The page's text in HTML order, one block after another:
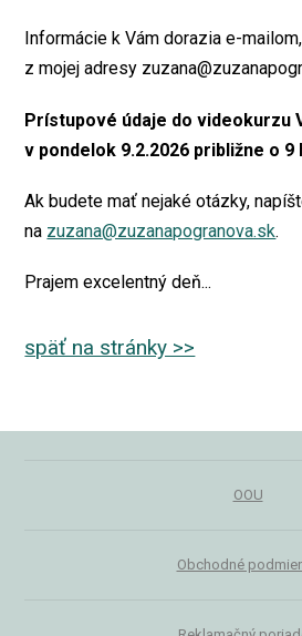
Informácie k Vám dorazia e-
z mojej adresy
Prístupové údaje do videokurzu
v pondelok 9.2.2026 približne o 9
Ak budete mať nejaké otázky,
na zuzana@zuzanapogranova.sk.
Prajem excelentný deň...
späť na stránky >>
OOU
Obchodné